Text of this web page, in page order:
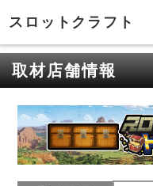
スロットクラフト
取材店舗情報